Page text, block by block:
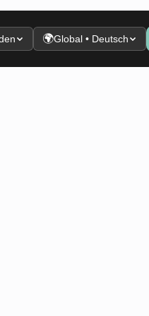
🌍Global • Deutsch